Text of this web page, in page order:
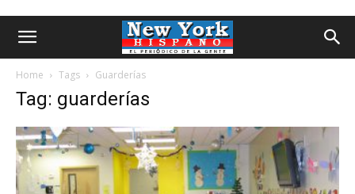
Home Tags Guarderías
Tag: guarderías